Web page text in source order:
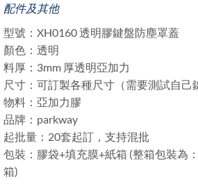
配件及其他
型號：XH0160 透明膠鍵盤防塵罩蓋
顏色：透明
料厚：3mm 厚透明亞加力
尺寸：可訂製各種尺寸（需要測試自己
物料：亞加力膠
品牌：parkway
起批量：20套起訂，支持混批
包裝：膠袋+填充膜+紙箱 (整箱包裝為
箱)